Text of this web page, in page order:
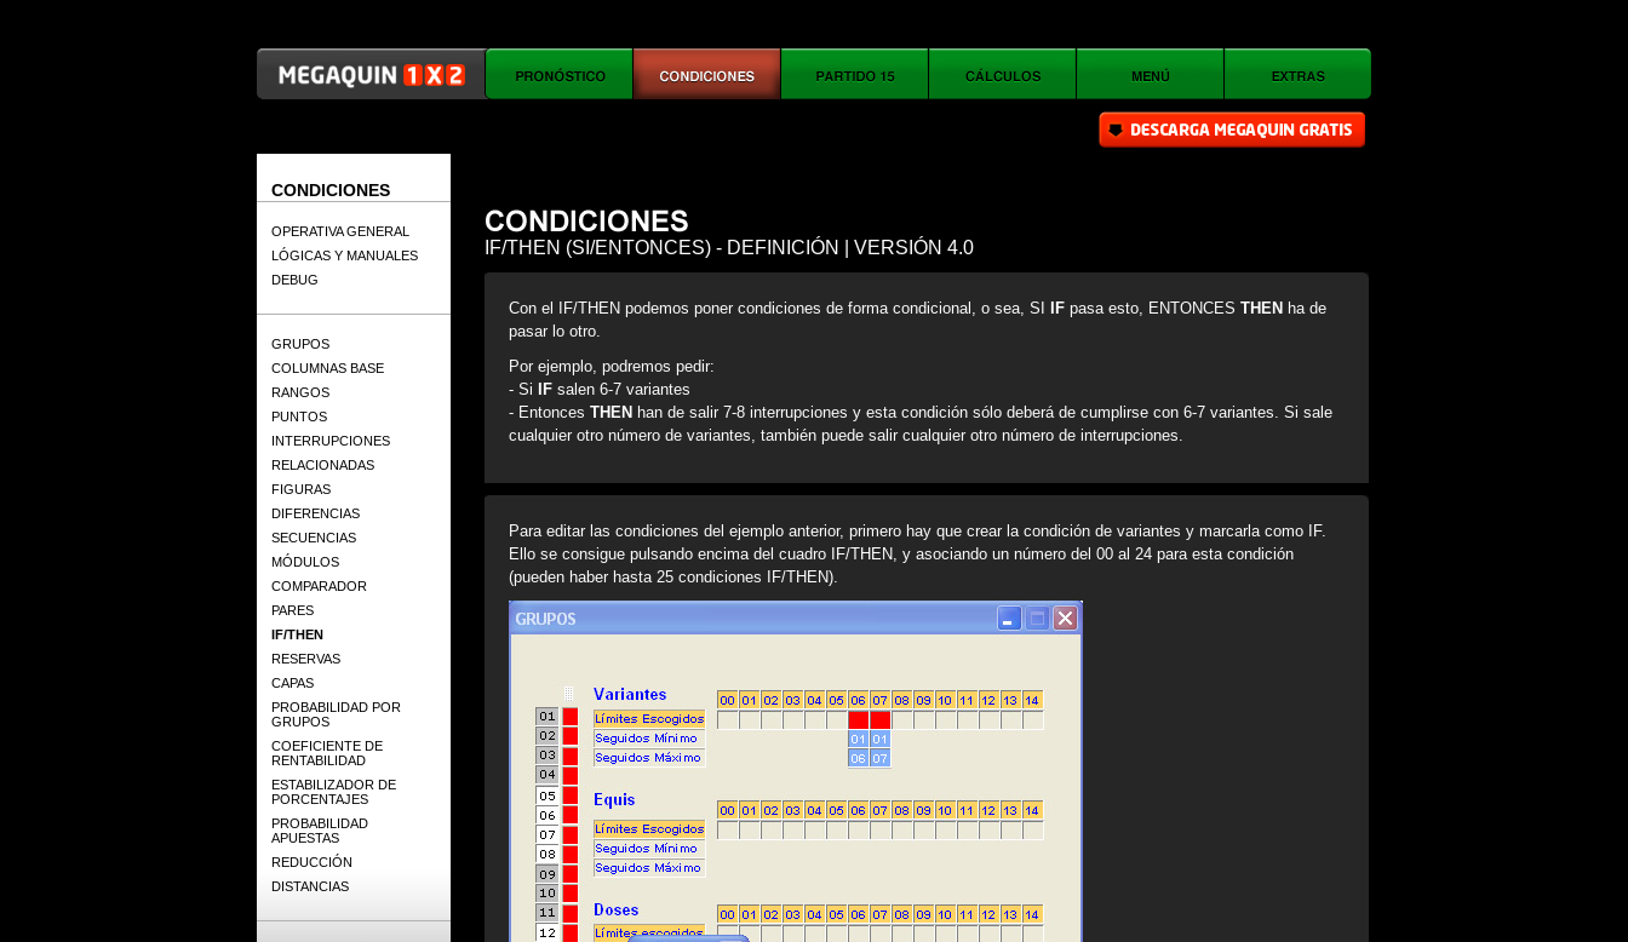
CONDICIONES
OPERATIVA GENERAL
LÓGICAS Y MANUALES
DEBUG
GRUPOS
COLUMNAS BASE
RANGOS
PUNTOS
INTERRUPCIONES
RELACIONADAS
FIGURAS
DIFERENCIAS
SECUENCIAS
MÓDULOS
COMPARADOR
PARES
IF/THEN
RESERVAS
CAPAS
PROBABILIDAD POR
GRUPOS
COEFICIENTE DE
RENTABILIDAD
ESTABILIZADOR DE
PORCENTAJES
PROBABILIDAD
APUESTAS
REDUCCIÓN
DISTANCIAS
IF/THEN (SI/ENTONCES) - DEFINICIÓN | VERSIÓN 4.0
Con el IF/THEN podemos poner condiciones de forma condicional, o sea, SI IF pasa esto, ENTONCES THEN ha de
pasar lo otro.
Por ejemplo, podremos pedir:
- Si
IF salen 6-7 variantes
- Entonces THEN han de salir 7-8 interrupciones y esta condición sólo deberá de cumplirse con 6-7 variantes. Si sale
cualquier otro número de variantes, también puede salir cualquier otro número de interrupciones.
Para editar las condiciones del ejemplo anterior, primero hay que crear la condición de variantes y marcarla como IF.
Ello se consigue pulsando encima del cuadro IF/THEN, y asociando un número del 00 al 24 para esta condición
(pueden haber hasta 25 condiciones IF/THEN).